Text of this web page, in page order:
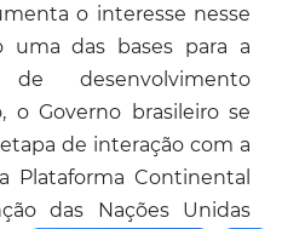
o interesse nesse
uma das bases para a
desenvolvimento
o Governo brasileiro se
de interação com a
Plataforma Continental
das Nações Unidas